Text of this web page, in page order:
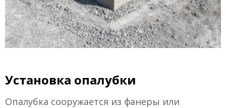
Установка опалубки
Опалубка сооружается из фанеры или